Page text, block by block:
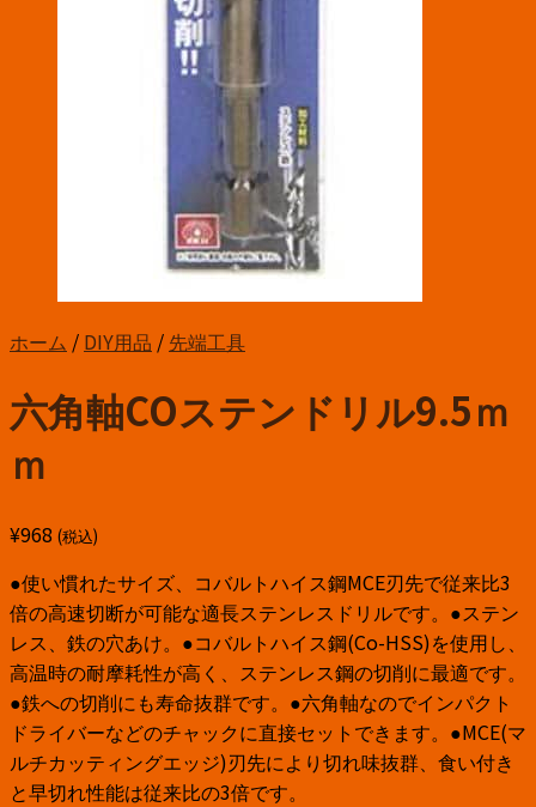
ホーム / DIY用品 / 先端工具
六角軸COステンドリル9.5ｍ
ｍ
¥968 (税込)
●使い慣れたサイズ、コバルトハイス鋼MCE刃先で従来比3
倍の高速切断が可能な適長ステンレスドリルです。●ステン
レス、鉄の穴あけ。●コバルトハイス鋼(Co-HSS)を使用し、
高温時の耐摩耗性が高く、ステンレス鋼の切削に最適です。
●鉄への切削にも寿命抜群です。●六角軸なのでインパクト
ドライバーなどのチャックに直接セットできます。●MCE(マ
ルチカッティングエッジ)刃先により切れ味抜群、食い付き
と早切れ性能は従来比の3倍です。